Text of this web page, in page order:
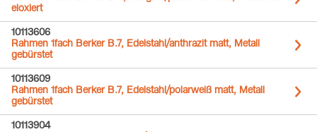
eloxiert
10113606
Rahmen 1fach Berker B.7, Edelstahl/anthrazit matt, Metall
gebürstet
10113609
Rahmen 1fach Berker B.7, Edelstahl/polarweiß matt, Metall
gebürstet
10113904